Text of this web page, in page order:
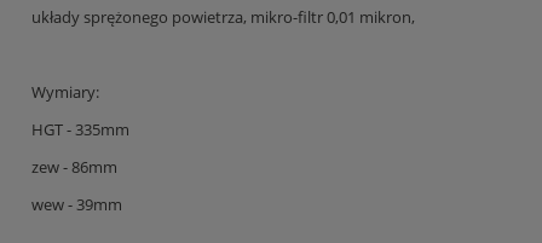
układy sprężonego powietrza, mikro-filtr 0,01 mikron,
Wymiary:
HGT - 335mm
zew - 86mm
wew - 39mm